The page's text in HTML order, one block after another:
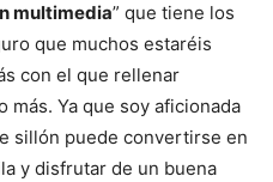
multimedia” que tiene los
que muchos estaréis
con el que rellenar
más. Ya que soy aficionada
sillón puede convertirse en
y disfrutar de un buena